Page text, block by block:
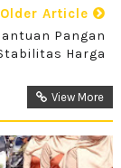
Older Article
Pangan
Harga
View More